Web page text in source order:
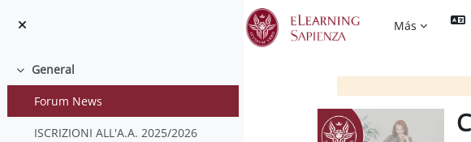
Más
Colapsar
General
Forum News
ISCRIZIONI ALL'A.A. 2025/2026